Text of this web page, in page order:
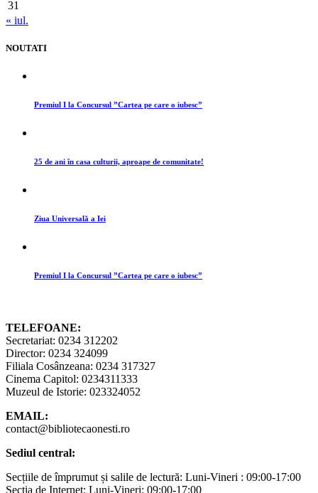
31
« iul.
NOUTATI
Premiul I la Concursul ”Cartea pe care o iubesc”
25 de ani în casa culturii, aproape de comunitate!
Ziua Universală a Iei
Premiul I la Concursul ”Cartea pe care o iubesc”
TELEFOANE:
Secretariat: 0234 312202
Director: 0234 324099
Filiala Cosânzeana: 0234 317327
Cinema Capitol: 0234311333
Muzeul de Istorie: 023324052
EMAIL:
contact@bibliotecaonesti.ro
Sediul central:
Secțiile de împrumut și salile de lectură: Luni-Vineri : 09:00-17:00
Secția de Internet: Luni-Vineri: 09:00-17:00